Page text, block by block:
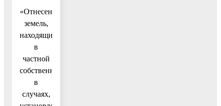
«Отнесение
земель,
находящихся
в
частной
собственности,
в
случаях,